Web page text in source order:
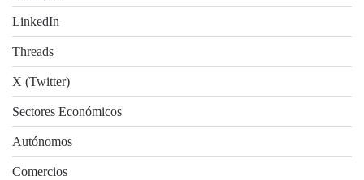
LinkedIn
Threads
X (Twitter)
Sectores Económicos
Autónomos
Comercios